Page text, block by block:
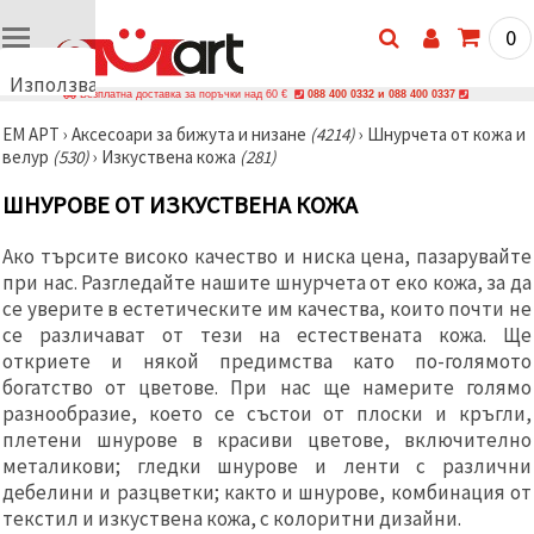
Използваме
🍪
Използваме
и подобни
технологии,
осигурим
правилната
работа на
сайта, да
подобрим
твоето
изживяване
и, с твое
съгласие,
анализираме
трафика и
да
показваме
по-
0
Безплатна доставка за поръчки над 60 € 088 400 0332 и 088 400 0337
ЕМ АРТ › Аксесоари за бижута и низане (4214)› Шнурчета от кожа и
велур (530)› Изкуствена кожа (281)
ШНУРОВЕ ОТ ИЗКУСТВЕНА КОЖА
Ако търсите високо качество и ниска цена, пазарувайте
при нас. Разгледайте нашите шнурчета от еко кожа, за да
се уверите в естетическите им качества, които почти не
се различават от тези на естествената кожа. Ще
откриете и някой предимства като по-голямото
богатство от цветове. При нас ще намерите голямо
разнообразие, което се състои от плоски и кръгли,
плетени шнурове в красиви цветове, включително
металикови; гледки шнурове и ленти с различни
дебелини и разцветки; както и шнурове, комбинация от
текстил и изкуствена кожа, с колоритни дизайни.